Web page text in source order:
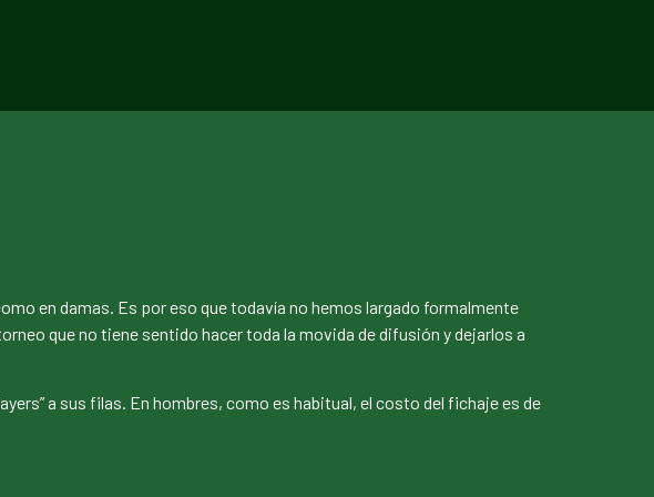
en damas. Es por eso que todavía no hemos largado formalmente
que no tiene sentido hacer toda la movida de difusión y dejarlos a
a sus filas. En hombres, como es habitual, el costo del fichaje es de